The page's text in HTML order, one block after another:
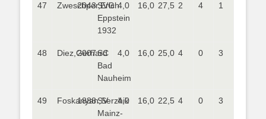
47 Zweschper,Erich
2043SVG
Eppstein
1932
4,0 16,0 27,5 2 4 1
48 Diez,Gerhard
2007SC
Bad
Nauheim
4,0 16,0 25,0 4 0 3
49 Foskanyan,Serzhik
1888SV
Mainz-
4,0 16,0 22,5 4 0 3